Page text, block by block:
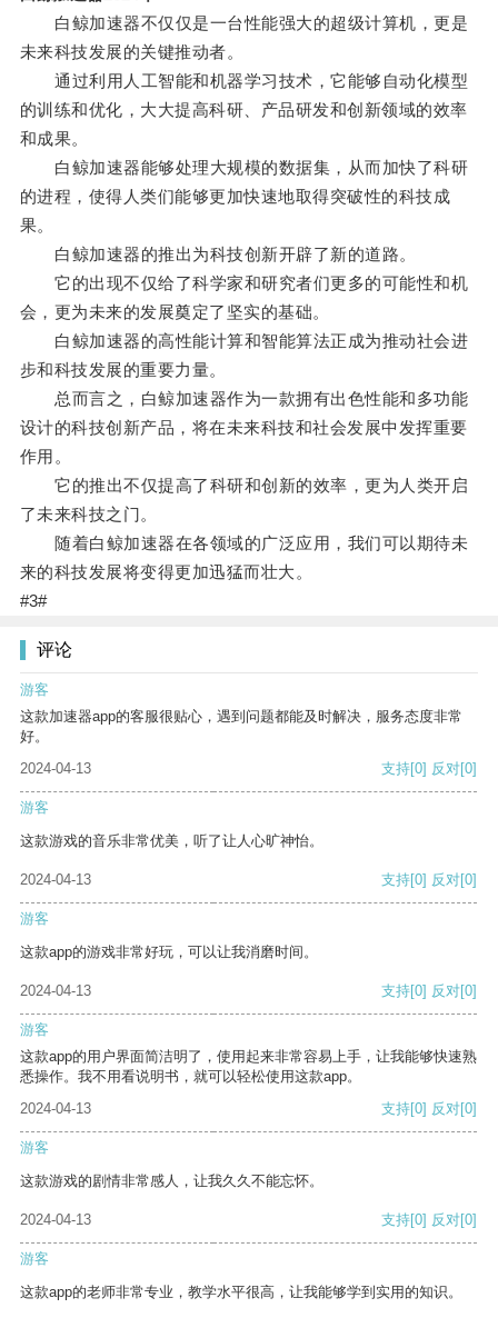
白鲸加速器不仅仅是一台性能强大的超级计算机，更是
未来科技发展的关键推动者。
通过利用人工智能和机器学习技术，它能够自动化模型
的训练和优化，大大提高科研、产品研发和创新领域的效率
和成果。
白鲸加速器能够处理大规模的数据集，从而加快了科研
的进程，使得人类们能够更加快速地取得突破性的科技成
果。
白鲸加速器的推出为科技创新开辟了新的道路。
它的出现不仅给了科学家和研究者们更多的可能性和机
会，更为未来的发展奠定了坚实的基础。
白鲸加速器的高性能计算和智能算法正成为推动社会进
步和科技发展的重要力量。
总而言之，白鲸加速器作为一款拥有出色性能和多功能
设计的科技创新产品，将在未来科技和社会发展中发挥重要
作用。
它的推出不仅提高了科研和创新的效率，更为人类开启
了未来科技之门。
随着白鲸加速器在各领域的广泛应用，我们可以期待未
来的科技发展将变得更加迅猛而壮大。
#3#
评论
游客
这款加速器app的客服很贴心，遇到问题都能及时解决，服务态度非常
好。
2024-04-13
支持[0] 反对[0]
游客
这款游戏的音乐非常优美，听了让人心旷神怡。
2024-04-13 支持[0] 反对[0]
游客
这款app的游戏非常好玩，可以让我消磨时间。
2024-04-13 支持[0] 反对[0]
游客
这款app的用户界面简洁明了，使用起来非常容易上手，让我能够快速熟
悉操作。我不用看说明书，就可以轻松使用这款app。
2024-04-13
支持[0] 反对[0]
游客
这款游戏的剧情非常感人，让我久久不能忘怀。
2024-04-13 支持[0] 反对[0]
游客
这款app的老师非常专业，教学水平很高，让我能够学到实用的知识。